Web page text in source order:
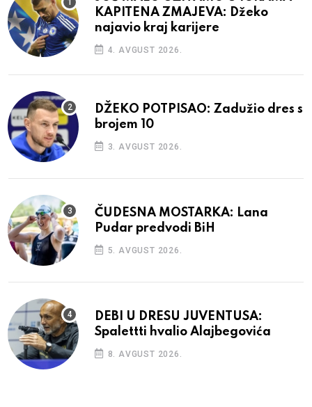
KAPITENA ZMAJEVA: Džeko
najavio kraj karijere
4. AVGUST 2026.
DŽEKO POTPISAO: Zadužio dres s
brojem 10
3. AVGUST 2026.
ČUDESNA MOSTARKA: Lana
Pudar predvodi BiH
5. AVGUST 2026.
DEBI U DRESU JUVENTUSA:
Spalettti hvalio Alajbegovića
8. AVGUST 2026.